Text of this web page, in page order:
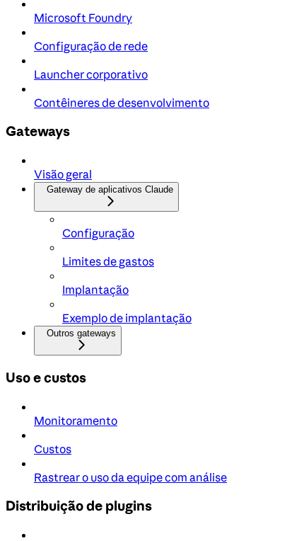
Microsoft Foundry
Configuração de rede
Launcher corporativo
Contêineres de desenvolvimento
Gateways
Visão geral
Gateway de aplicativos Claude
Configuração
Limites de gastos
Implantação
Exemplo de implantação
Outros gateways
Uso e custos
Monitoramento
Custos
Rastrear o uso da equipe com análise
Distribuição de plugins